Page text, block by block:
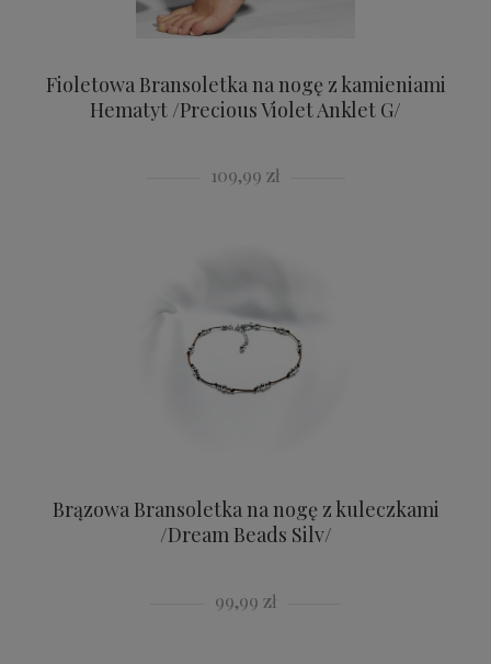
Fioletowa Bransoletka na nogę z kamieniami
Hematyt /Precious Violet Anklet G/
109,99 zł
Brązowa Bransoletka na nogę z kuleczkami
/Dream Beads Silv/
99,99 zł